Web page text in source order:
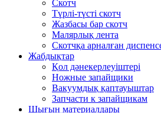
Скотч
Түрлі-түсті скотч
Жазбасы бар скотч
Малярлық лента
Скотчқа арналған
Жабдықтар
Қол дәнекерлеуіштері
Ножные запайщики
Вакуумдық қаптауыштар
Запчасти к запайщикам
Шығын материалдары